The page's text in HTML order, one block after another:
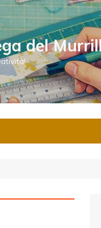
del